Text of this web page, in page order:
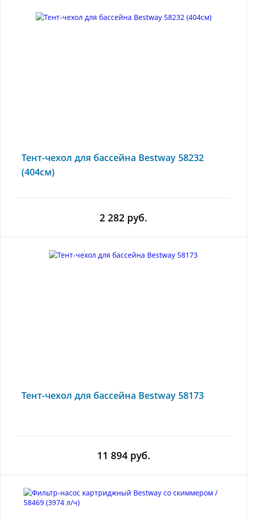
Тент-чехол для бассейна Bestway 58232
(404см)
2 282 руб.
Тент-чехол для бассейна Bestway 58173
11 894 руб.